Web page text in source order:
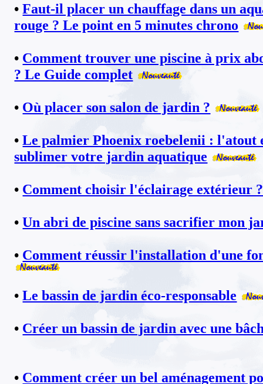
•Faut-il placer un chauffage dans un
rouge ? Le point en 5 minutes chrono
• Comment trouver une piscine à prix
? Le Guide complet
• Où placer son salon de jardin ?
•Le palmier Phoenix roebelenii : l'atout
sublimer votre jardin aquatique
• Comment choisir l'éclairage extérieur ?
•Un abri de piscine sans sacrifier mon
• Comment réussir l'installation d'une
•Le bassin de jardin éco-responsable
• Créer un bassin de jardin avec une
• Comment créer un bel aménagement